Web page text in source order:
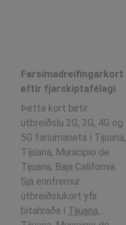
Farsímadreifingarkort
eftir fjarskiptafélagi
Þetta kort birtir
útbreiðslu 2G, 3G, 4G og
5G farsímaneta í Tijuana,
Tíjúana, Municipio de
Tijuana, Baja California.
Sjá ennfremur:
útbreiðslukort yfir
bitahraða í Tijuana,